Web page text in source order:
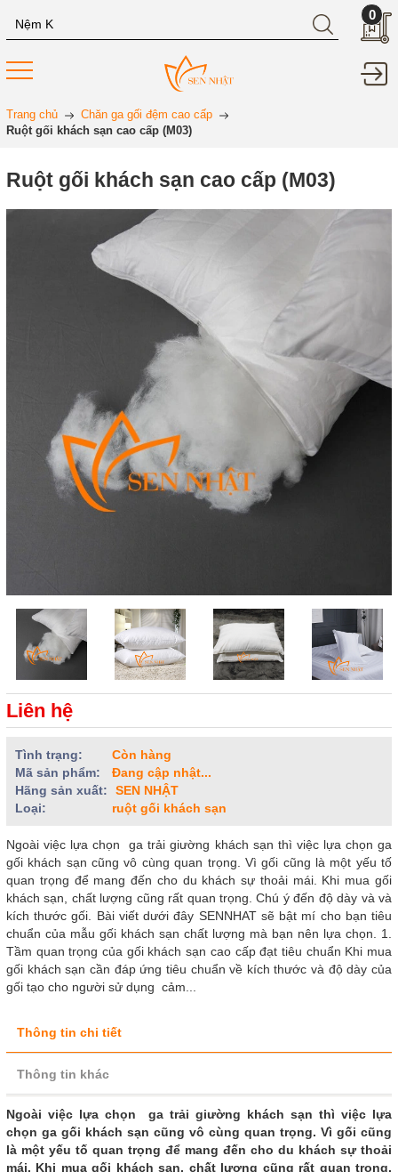
0
Trang chủ
Chăn ga gối đệm cao cấp
Ruột gối khách sạn cao cấp (M03)
Ruột gối khách sạn cao cấp (M03)
Liên hệ
Tình trạng:
Còn hàng
Mã sản phẩm:
Đang cập nhật...
Hãng sản xuất:
SEN NHẬT
Loại:
ruột gối khách sạn
Ngoài việc lựa chọn ga trải giường khách sạn thì việc lựa chọn ga
gối khách sạn cũng vô cùng quan trọng. Vì gối cũng là một yếu tố
quan trọng để mang đến cho du khách sự thoải mái. Khi mua gối
khách sạn, chất lượng cũng rất quan trọng. Chú ý đến độ dày và và
kích thước gối. Bài viết dưới đây SENNHAT sẽ bật mí cho bạn tiêu
chuẩn của mẫu gối khách sạn chất lượng mà bạn nên lựa chọn. 1.
Tầm quan trọng của gối khách sạn cao cấp đạt tiêu chuẩn Khi mua
gối khách sạn cần đáp ứng tiêu chuẩn về kích thước và độ dày của
gối tạo cho người sử dụng cảm...
Thông tin chi tiết
Thông tin khác
Ngoài việc lựa chọn ga trải giường khách sạn thì việc lựa
chọn ga gối khách sạn cũng vô cùng quan trọng. Vì gối cũng
là một yếu tố quan trọng để mang đến cho du khách sự thoải
mái. Khi mua gối khách sạn, chất lượng cũng rất quan trọng.